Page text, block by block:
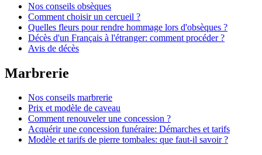
Nos conseils obsèques
Comment choisir un cercueil ?
Quelles fleurs pour rendre hommage lors d'obsèques ?
Décès d'un Français à l'étranger: comment procéder ?
Avis de décès
Marbrerie
Nos conseils marbrerie
Prix et modèle de caveau
Comment renouveler une concession ?
Acquérir une concession funéraire: Démarches et tarifs
Modèle et tarifs de pierre tombales: que faut-il savoir ?